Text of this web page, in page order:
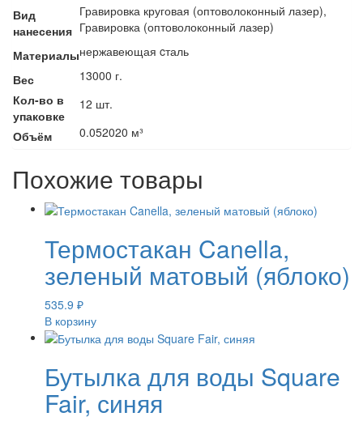
Вид
нанесения
Гравировка круговая (оптоволоконный лазер),
Гравировка (оптоволоконный лазер)
Материалынержавеющая cталь
Вес
13000 г.
Кол-во в
упаковке
12 шт.
Объём
0.052020 м³
Похожие товары
Термостакан Canella,
зеленый матовый (яблоко)
535.9 ₽
В корзину
Бутылка для воды Square
Fair, синяя